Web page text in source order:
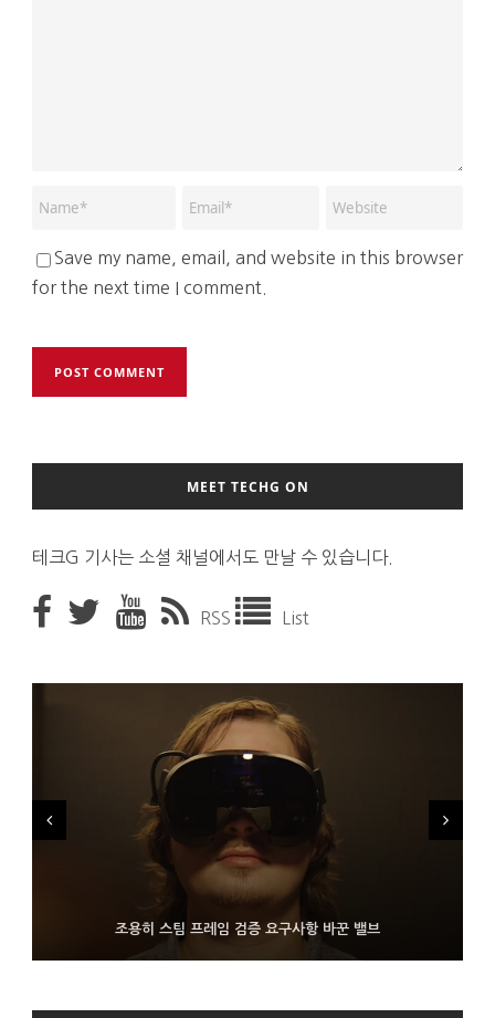
Save my name, email, and website in this browser
for the next time I comment.
MEET TECHG ON
테크G 기사는 소셜 채널에서도 만날 수 있습니다.
RSS List
조용히 스팀 프레임 검증 요구사항 바꾼 밸브
9월 4일부터 서비스 접는 안드로이드 장치용 구글 어시스턴트
보인 삼성전자